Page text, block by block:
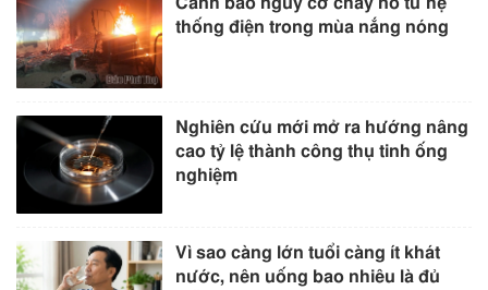
Cảnh báo nguy cơ cháy nổ từ hệ
thống điện trong mùa nắng nóng
Nghiên cứu mới mở ra hướng nâng
cao tỷ lệ thành công thụ tinh ống
nghiệm
Vì sao càng lớn tuổi càng ít khát
nước, nên uống bao nhiêu là đủ